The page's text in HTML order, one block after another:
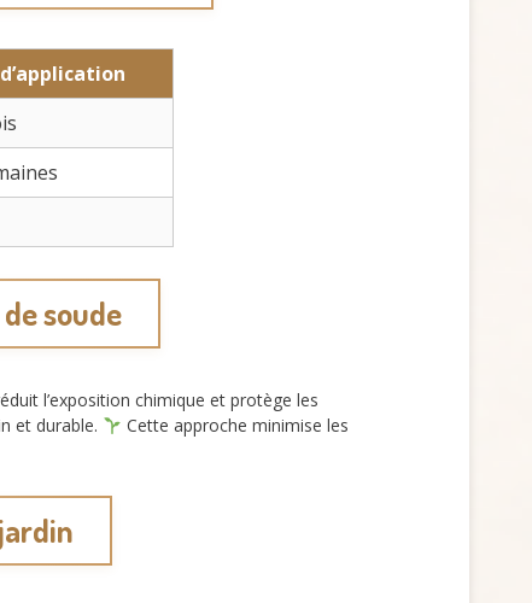
soude
l’exposition chimique et protège les
et durable.
Cette approche minimise les